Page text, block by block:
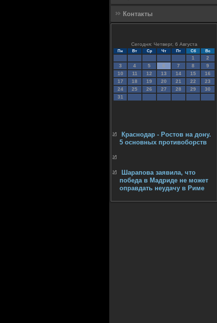
Контакты
Сегодня: Четверг, 6 Августа
Пн Вт Ср Чт Пт Сб Вс
1
2
3
4 5 6 7 8
9
10
11 12 13 14 15
16
17
18 19 20 21 22
23
24
25 26 27 28 29
30
31
Краснодар - Ростов на дону.
5 основных противоборств
Шарапова заявила, что
победа в Мадриде не может
оправдать неудачу в Риме